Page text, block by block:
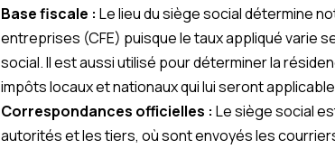
Base fiscale : Le lieu du siège social détermine
entreprises (CFE) puisque le taux appliqué varie
social. Il est aussi utilisé pour déterminer la
impôts locaux et nationaux qui lui seront
Correspondances officielles : Le siège social
autorités et les tiers, où sont envoyés les